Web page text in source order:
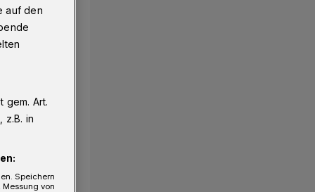
auf den
gem. Art.
z.B. in
Speichern
von